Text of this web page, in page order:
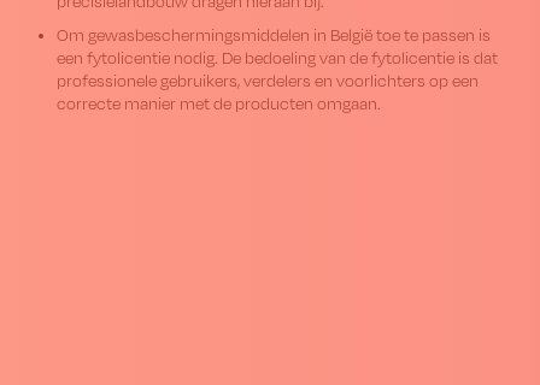
Om gewasbeschermingsmiddelen in België toe te passen is
een fytolicentie nodig. De bedoeling van de fytolicentie is dat
professionele gebruikers, verdelers en voorlichters op een
correcte manier met de producten omgaan.